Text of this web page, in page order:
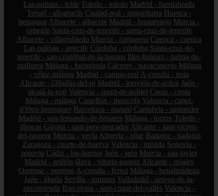
Las-palmas - telde Toledo - toledo Madrid - fuenlabrada
Teruel - albarracín Ciudad-real - miguelturra Huesca -
benasque Albacete - albacete Madrid - bustarviejo Murcia -
cehegín Santa-cruz-de-tenerife - santa-cruz-de-tenerife
Albacete - villarrobledo Murcia - cartagena Cuenca - cuenca
Las-palmas - arrecife Córdoba - córdoba Santa-cruz-de-
tenerife - san-cristóbal-de-la-laguna Illes-balears - palma-de-
mallorca Málaga - fuengirola Cáceres - navaconcejo Málaga
- vélez-málaga Madrid - campo-real A-coruña - noia
Alicante - l39alfàs-del-pi Madrid - torrejón-de-ardoz Jaén -
alcalá-la-real Valencia - quart-de-poblet Ceuta - ceuta
Málaga - málaga Castellón - moncofa Valencia - canet-
d39en-berenguer Barcelona - mataró Cantabria - santander
Madrid - san-fernando-de-henares Málaga - torrox Toledo -
illescas Girona - sant-pere-pescador Alicante - sant-vicent-
del-raspeig Murcia - yecla Almería - níjar Badajoz - badajoz
Zaragoza - cuarte-de-huerva Valencia - mislata Segovia -
segovia Cádiz - los-barrios Jaén - jaén Murcia - san-javier
Madrid - griñón álava - vitoria-gasteiz Alicante - rojales
Ourense - ourense A-coruña - ferrol Málaga - benalmádena
Jaén - úbeda Sevilla - tomares Valladolid - arroyo-de-la-
encomienda Barcelona - sant-cugat-del-vallès Valencia -